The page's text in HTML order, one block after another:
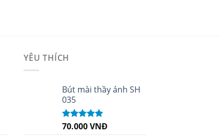
YÊU THÍCH
Bút mài thầy ánh SH
035
Được xếp
70.000VNĐ